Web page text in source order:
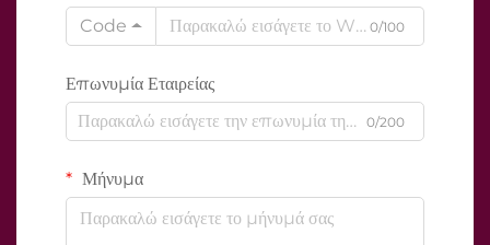
Code
0/100
Επωνυμία Εταιρείας
0/200
Μήνυμα